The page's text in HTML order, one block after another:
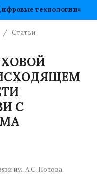
технологии»
/ Статьи
С
им. А.С. Попова